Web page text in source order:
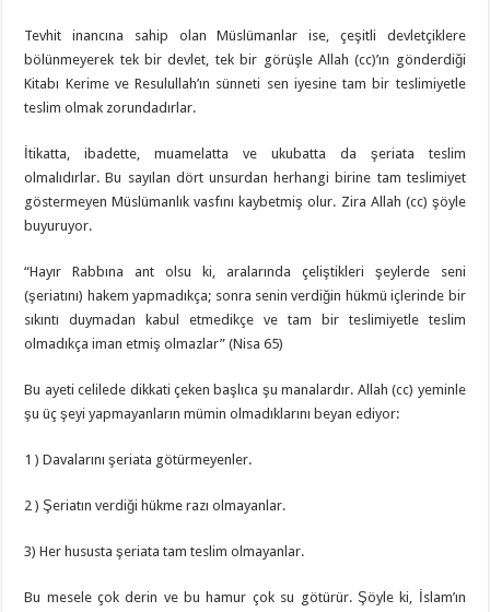
Tevhit inancına sahip olan Müslümanlar ise, çeşitli devletçiklere
bölünmeyerek tek bir devlet, tek bir görüşle Allah (cc)’ın gönderdiği
Kitabı Kerime ve Resulullah’ın sünneti sen iyesine tam bir teslimiyetle
teslim olmak zorundadırlar.
İtikatta, ibadette, muamelatta ve ukubatta da şeriata teslim
olmalıdırlar. Bu sayılan dört unsurdan herhangi birine tam teslimiyet
göstermeyen Müslümanlık vasfını kaybetmiş olur. Zira Allah (cc) şöyle
buyuruyor.
“Hayır Rabbına ant olsu ki, aralarında çeliştikleri şeylerde seni
(şeriatını) hakem yapmadıkça; sonra senin verdiğin hükmü içlerinde bir
sıkıntı duymadan kabul etmedikçe ve tam bir teslimiyetle teslim
olmadıkça iman etmiş olmazlar” (Nisa 65)
Bu ayeti celilede dikkati çeken başlıca şu manalardır. Allah (cc) yeminle
şu üç şeyi yapmayanların mümin olmadıklarını beyan ediyor:
1 ) Davalarını şeriata götürmeyenler.
2 ) Şeriatın verdiği hükme razı olmayanlar.
3) Her hususta şeriata tam teslim olmayanlar.
Bu mesele çok derin ve bu hamur çok su götürür. Şöyle ki, İslam’ın